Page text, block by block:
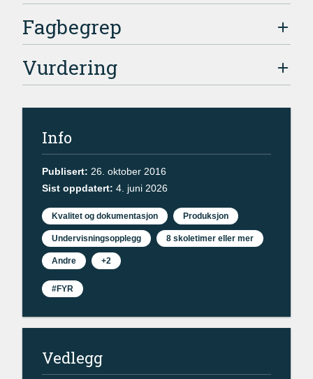
Fagbegrep
Vurdering
Info
Publisert: 26. oktober 2016
Sist oppdatert: 4. juni 2026
Kvalitet og dokumentasjon Produksjon
Undervisningsopplegg 8 skoletimer eller mer
Andre +2
#FYR
Vedlegg